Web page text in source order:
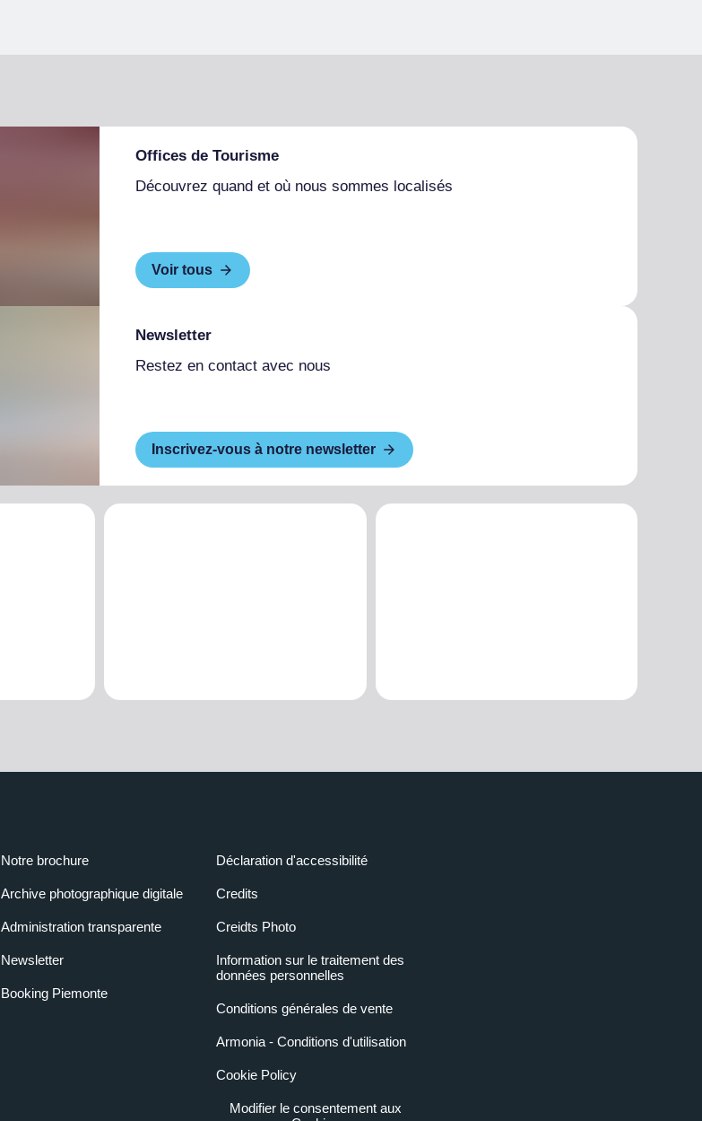
Offices de Tourisme
Découvrez quand et où nous sommes localisés
Voir tous
Newsletter
Restez en contact avec nous
Inscrivez-vous à notre newsletter
Notre brochure
Archive photographique digitale
Administration transparente
Newsletter
Booking Piemonte
Déclaration d'accessibilité
Credits
Creidts Photo
Information sur le traitement des
données personnelles
Conditions générales de vente
Armonia - Conditions d'utilisation
Cookie Policy
Modifier le consentement aux